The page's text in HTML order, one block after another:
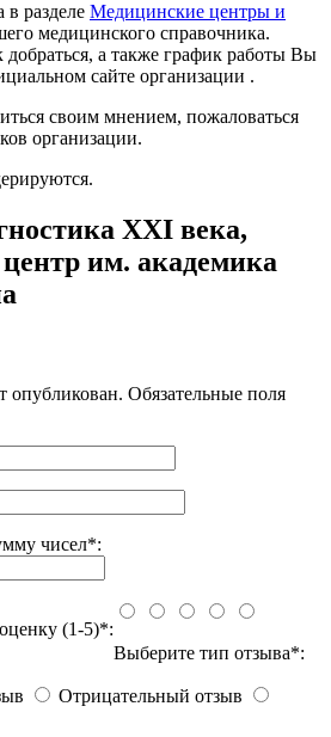
разделе Медицинские центры и
медицинского справочника.
а также график работы Вы
сайте организации .
своим мнением, пожаловаться
организации.
XXI века,
им. академика
опубликован. Обязательные поля
чисел*:
(1-5)*:
Выберите тип отзыва*:
Отрицательный отзыв